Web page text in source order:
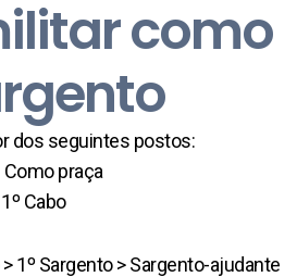
como
dos seguintes postos:
Como praça
Cabo
1º Sargento > Sargento-ajudante